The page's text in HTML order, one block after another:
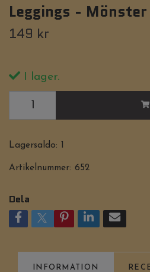
Leggings -
149 kr
I lager.
Lagersaldo:
Artikelnummer: 652
Dela
INFORMATION